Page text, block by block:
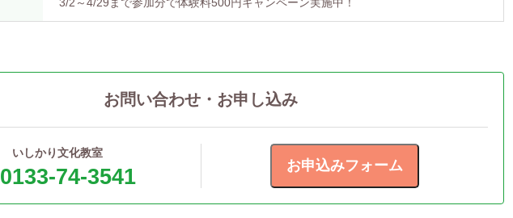
お問い合わせ・お申し込み
いしかり文化教室
0133-74-3541